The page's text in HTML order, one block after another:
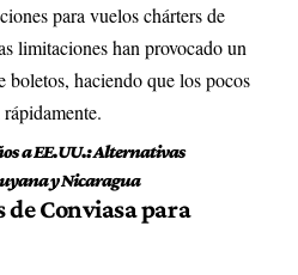
para vuelos chárters de
limitaciones han provocado un
boletos, haciendo que los pocos
a EE.UU.: Alternativas
y Nicaragua
de Conviasa para